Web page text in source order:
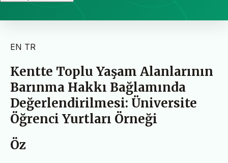
EN TR
Kentte Toplu Yaşam Alanlarının
Barınma Hakkı Bağlamında
Değerlendirilmesi: Üniversite
Öğrenci Yurtları Örneği
Öz